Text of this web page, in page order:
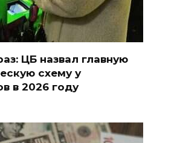
ЦБ назвал главную
схему у
в 2026 году